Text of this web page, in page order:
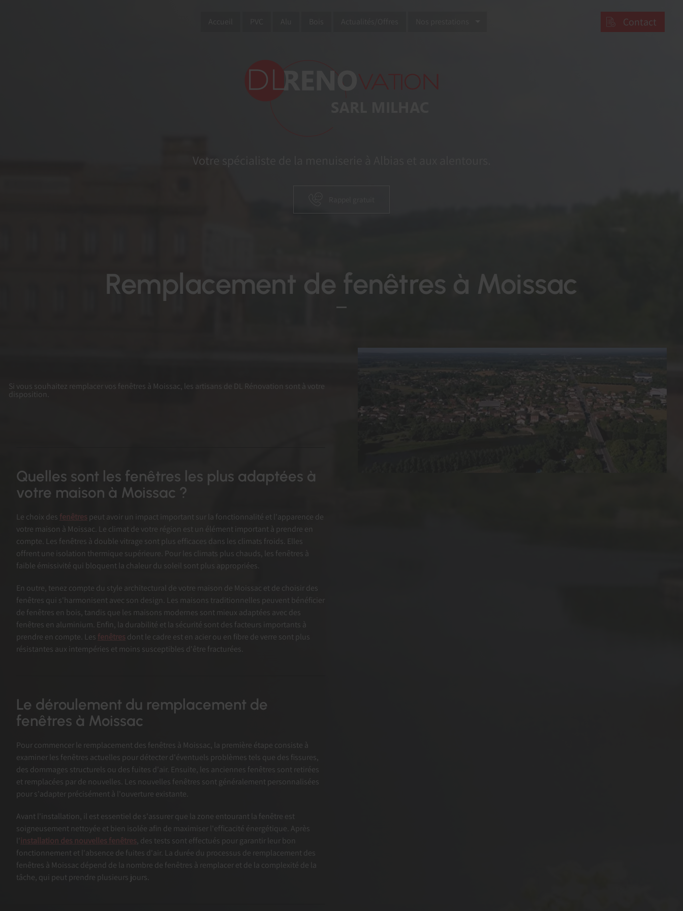
Votre spécialiste de la menuiserie à Albias et aux alentours.
Contact
Remplacement de fenêtres à Moissac
Si vous souhaitez remplacer vos fenêtres à Moissac, les artisans de DL Rénovation sont à votre
disposition.
Quelles sont les fenêtres les plus adaptées à
votre maison à Moissac ?
Le choix des fenêtres peut avoir un impact important sur la fonctionnalité et l'apparence de
votre maison à Moissac. Le climat de votre région est un élément important à prendre en
compte. Les fenêtres à double vitrage sont plus efficaces dans les climats froids. Elles
offrent une isolation thermique supérieure. Pour les climats plus chauds, les fenêtres à
faible émissivité qui bloquent la chaleur du soleil sont plus appropriées.
En outre, tenez compte du style architectural de votre maison de Moissac et de choisir des
fenêtres qui s'harmonisent avec son design. Les maisons traditionnelles peuvent bénéficier
de fenêtres en bois, tandis que les maisons modernes sont mieux adaptées avec des
fenêtres en aluminium. Enfin, la durabilité et la sécurité sont des facteurs importants à
prendre en compte. Les fenêtres dont le cadre est en acier ou en fibre de verre sont plus
résistantes aux intempéries et moins susceptibles d'être fracturées.
Le déroulement du remplacement de
fenêtres à Moissac
Pour commencer le remplacement des fenêtres à Moissac, la première étape consiste à
examiner les fenêtres actuelles pour détecter d'éventuels problèmes tels que des fissures,
des dommages structurels ou des fuites d'air. Ensuite, les anciennes fenêtres sont retirées
et remplacées par de nouvelles. Les nouvelles fenêtres sont généralement personnalisées
pour s'adapter précisément à l'ouverture existante.
Avant l'installation, il est essentiel de s'assurer que la zone entourant la fenêtre est
soigneusement nettoyée et bien isolée afin de maximiser l'efficacité énergétique. Après
l'installation des nouvelles fenêtres, des tests sont effectués pour garantir leur bon
fonctionnement et l'absence de fuites d'air. La durée du processus de remplacement des
fenêtres à Moissac dépend de la nombre de fenêtres à remplacer et de la complexité de la
tâche, qui peut prendre plusieurs jours.